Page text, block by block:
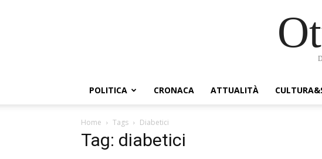
POLITICA CRONACA ATTUALITÀ
Home Tags Diabetici
Tag: diabetici